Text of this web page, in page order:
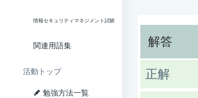
情報セキュリティマネジメント試験
関連用語集
活動トップ
勉強方法一覧
解答
正解